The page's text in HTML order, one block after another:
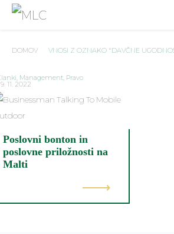
DOMOV VNOSI Z OZNAKO "DAVČNE
, Management, Pravo
11. 2022
Poslovni bonton in
poslovne priložnosti na
Malti